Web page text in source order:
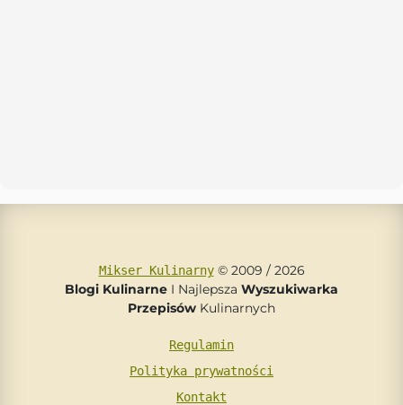
Mikser Kulinarny© 2009 / 2026
Blogi Kulinarne I Najlepsza Wyszukiwarka
Przepisów Kulinarnych
Regulamin
Polityka prywatności
Kontakt